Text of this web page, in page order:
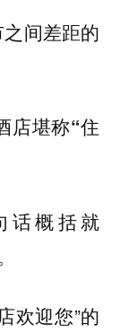
间差距的
店堪称“住
话概括就
欢迎您”的